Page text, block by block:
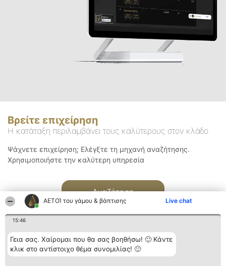
ΑΕΤΟΊ του γάμου & βάπτισης Live chat
15:46
Γεια σας. Χαίρομαι που θα σας βοηθήσω! 🙂 Κάντε
κλικ στο αντίστοιχο θέμα συνομιλίας! 🙂
Βρείτε επιχείρηση
Η κατάταξη περιλαμβάνει τους καλύτερους στον κλάδο
Ψάχνετε επιχείρηση; Ελέγξτε τη μηχανή αναζήτησης.
Χρησιμοποιήστε την καλύτερη υπηρεσία
Αναζήτηση